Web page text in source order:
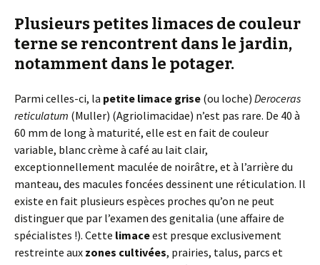
Plusieurs petites limaces de couleur
terne se rencontrent dans le jardin,
notamment dans le potager.
Parmi celles-ci, la petite limace grise (ou loche) Deroceras
reticulatum (Muller) (Agriolimacidae) n’est pas rare. De 40 à
60 mm de long à maturité, elle est en fait de couleur
variable, blanc crème à café au lait clair,
exceptionnellement maculée de noirâtre, et à l’arrière du
manteau, des macules foncées dessinent une réticulation. Il
existe en fait plusieurs espèces proches qu’on ne peut
distinguer que par l’examen des genitalia (une affaire de
spécialistes !). Cette limaceest presque exclusivement
restreinte aux zones cultivées, prairies, talus, parcs et